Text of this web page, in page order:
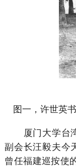
图一，许世英
厦门大学台湾
副会长汪毅夫今
曾任福建巡按使